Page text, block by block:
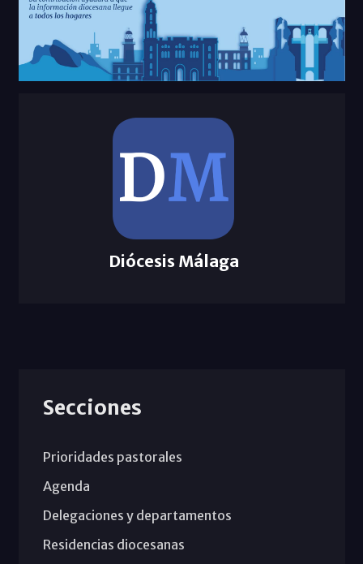
Diócesis Málaga
Secciones
Prioridades pastorales
Agenda
Delegaciones y departamentos
Residencias diocesanas